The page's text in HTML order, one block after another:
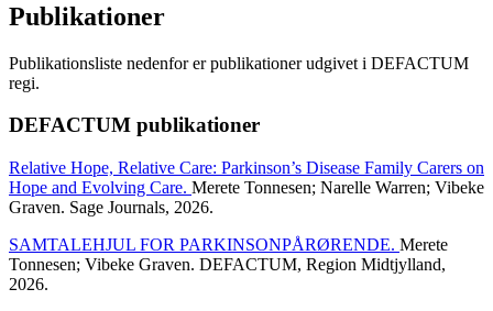
Publikationer
Publikationsliste nedenfor er publikationer udgivet i DEFACTUM
regi.
DEFACTUM publikationer
Relative Hope, Relative Care: Parkinson’s Disease Family Carers on
Hope and Evolving Care. Merete Tonnesen; Narelle Warren; Vibeke
Graven. Sage Journals, 2026.
SAMTALEHJUL FOR PARKINSONPÅRØRENDE. Merete
Tonnesen; Vibeke Graven. DEFACTUM, Region Midtjylland,
2026.